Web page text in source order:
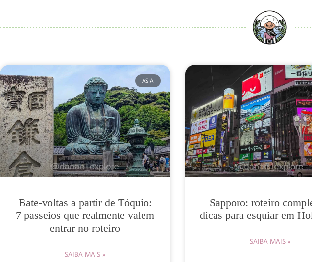
ASIA
Bate-voltas a partir de Tóquio:
7 passeios que realmente valem
entrar no roteiro
SAIBA MAIS »
Sapporo: roteiro
dicas para esquiar em
SAIBA MAIS »